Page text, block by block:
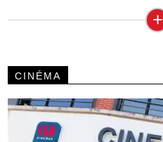
+
CINÉMA